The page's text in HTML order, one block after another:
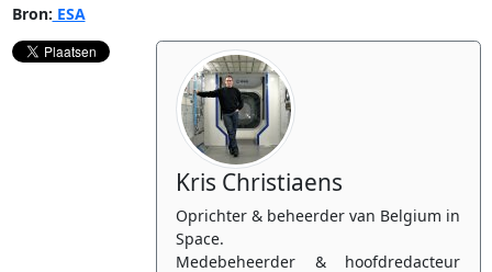
Bron: ESA
Kris Christiaens
Oprichter & beheerder van Belgium in
Space.
Medebeheerder & hoofdredacteur